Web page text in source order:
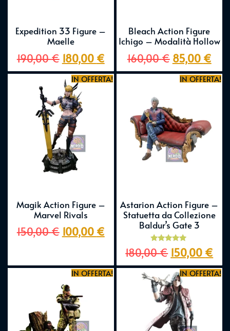
Expedition 33 Figure –
Maelle
190,00€ 180,00 €
Bleach Action Figure
Ichigo – Modalità Hollow
160,00€ 85,00 €
IN OFFERTA!
Magik Action Figure –
Marvel Rivals
150,00€ 100,00 €
IN OFFERTA!
Astarion Action Figure –
Statuetta da Collezione
Baldur’s Gate 3
Valutato
5.00
180,00€ 150,00 €
IN OFFERTA! IN OFFERTA!